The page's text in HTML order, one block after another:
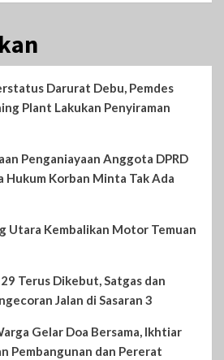
Darurat Debu, Pemdes
Plant Lakukan Penyiraman
Penganiayaan Anggota DPRD
Hukum Korban Minta Tak Ada
Utara Kembalikan Motor Temuan
Terus Dikebut, Satgas dan
Jalan di Sasaran 3
Gelar Doa Bersama, Ikhtiar
Pembangunan dan Pererat